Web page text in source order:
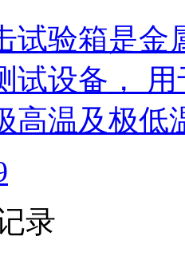
试验箱是金
试设备，
高温及极低
录